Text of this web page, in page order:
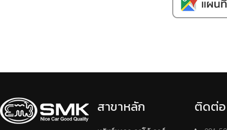
สาขาหลัก ติดต่